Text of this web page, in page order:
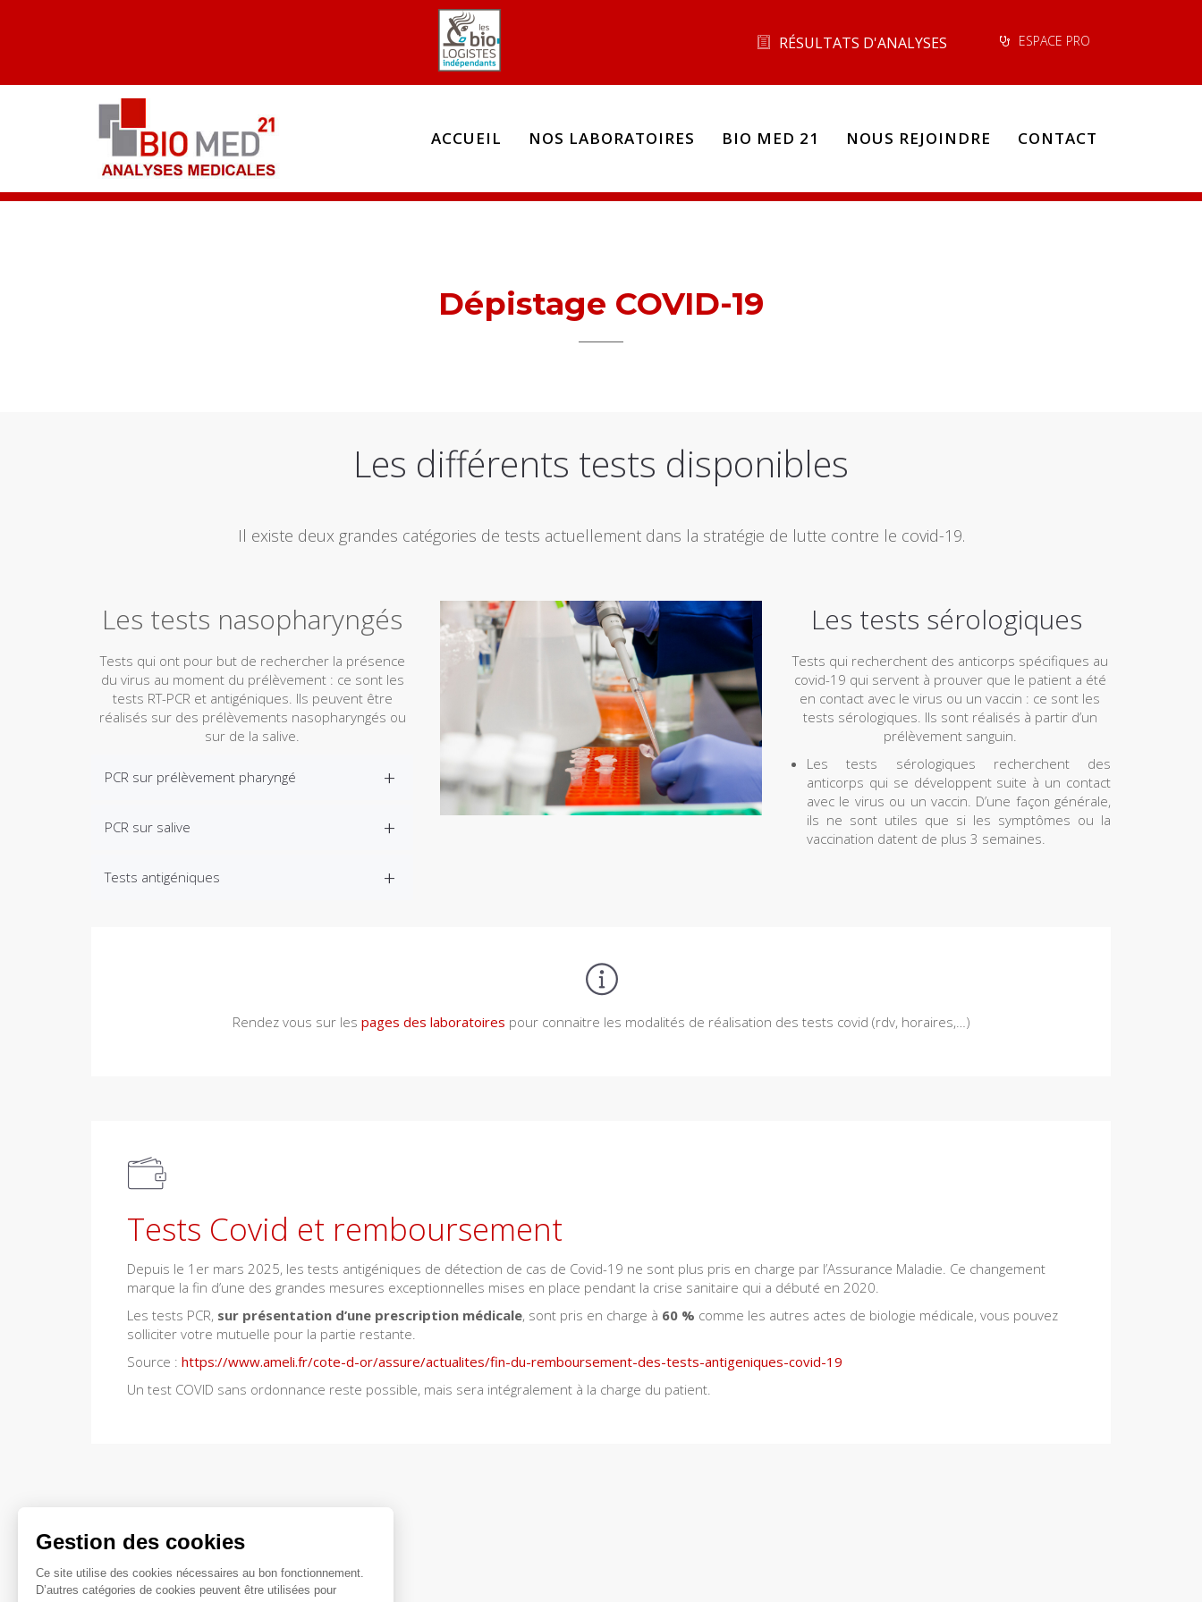
RÉSULTATS D'ANALYSES ESPACE PRO
ACCUEIL NOS LABORATOIRES BIO MED 21 NOUS REJOINDRE CONTACT
Dépistage COVID-19
Dépistage COVID-19
Les différents tests disponibles
Il existe deux grandes catégories de tests actuellement dans la stratégie de lutte contre le covid-19.
Les tests nasopharyngés
Tests qui ont pour but de rechercher la présence
du virus au moment du prélèvement : ce sont les
tests RT-PCR et antigéniques. Ils peuvent être
réalisés sur des prélèvements nasopharyngés ou
sur de la salive.
PCR sur prélèvement pharyngé
PCR sur salive
Tests antigéniques
Les tests sérologiques
Tests qui recherchent des anticorps spécifiques au
covid-19 qui servent à prouver que le patient a été
en contact avec le virus ou un vaccin : ce sont les
tests sérologiques. Ils sont réalisés à partir d’un
prélèvement sanguin.
Les tests sérologiques recherchent des
anticorps qui se développent suite à un contact
avec le virus ou un vaccin. D’une façon générale,
ils ne sont utiles que si les symptômes ou la
vaccination datent de plus 3 semaines.
Rendez vous sur les pages des laboratoires pour connaitre les modalités de réalisation des tests covid (rdv, horaires,…)
Tests Covid et remboursement
Depuis le 1er mars 2025, les tests antigéniques de détection de cas de Covid-19 ne sont plus pris en charge par l’Assurance Maladie. Ce changement
marque la fin d’une des grandes mesures exceptionnelles mises en place pendant la crise sanitaire qui a débuté en 2020.
Les tests PCR, sur présentation d’une prescription médicale, sont pris en charge à 60 % comme les autres actes de biologie médicale, vous pouvez
solliciter votre mutuelle pour la partie restante.
Source : https://www.ameli.fr/cote-d-or/assure/actualites/fin-du-remboursement-des-tests-antigeniques-covid-19
Un test COVID sans ordonnance reste possible, mais sera intégralement à la charge du patient.
Gestion des cookies
Ce site utilise des cookies nécessaires au bon fonctionnement.
D’autres catégories de cookies peuvent être utilisées pour